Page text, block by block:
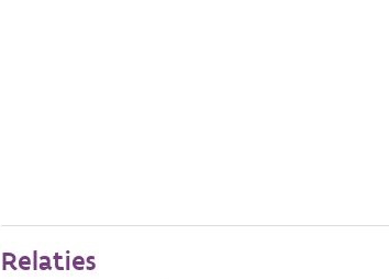
Relaties